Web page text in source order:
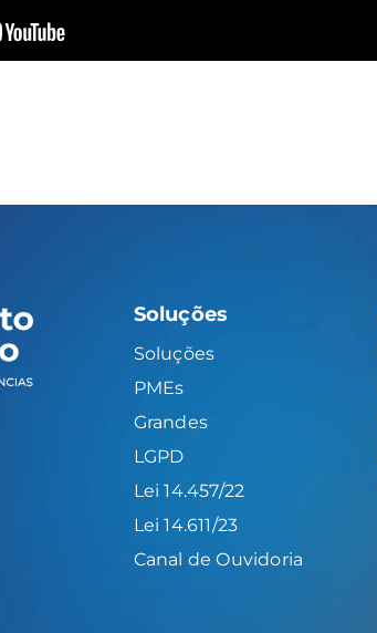
Soluções
Soluções
PMEs
Grandes
LGPD
Lei 14.457/22
Lei 14.611/23
Canal de Ouvidoria